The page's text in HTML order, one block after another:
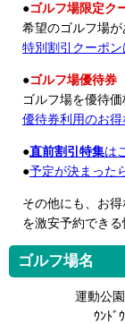
●ゴルフ場限定ク
希望のゴルフ場が
特別割引クーポン
●ゴルフ場優待券
ゴルフ場を優待
優待券利用のお得
●直前割引特集は
●予定が決まった
その他にも、お
を激安予約できる
ゴルフ場名
運動公
ｳﾝﾄﾞ